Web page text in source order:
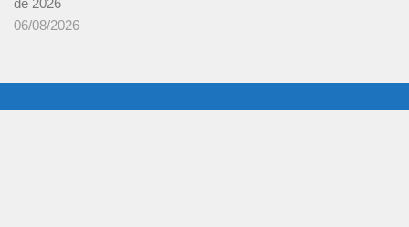
de 2026
06/08/2026